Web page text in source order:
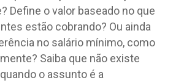
Define o valor baseado no que
estão cobrando? Ou ainda
no salário mínimo, como
Saiba que não existe
o assunto é a